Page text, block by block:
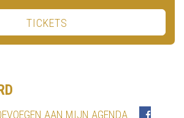
TICKETS
AAN MIJN AGENDA